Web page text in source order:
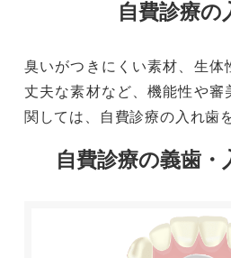
自費診療の
臭いがつきにくい素材、生体
丈夫な素材など、機能性や審
関しては、自費診療の入れ歯
自費診療の義歯